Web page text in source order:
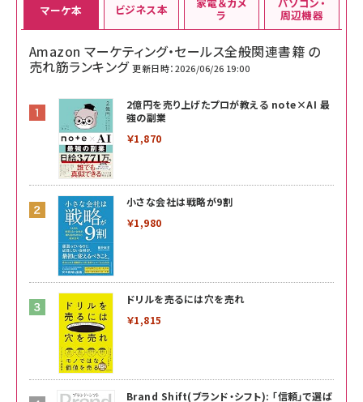
マーケ本
Amazon マーケティング・セールス全般関連書籍 の
売れ筋ランキング 更新日時：2026/06/26 19:00
2億円を売り上げたプロが教える note×AI 最
強の副業
￥1,870
小さな会社は戦略が9割
￥1,980
ドリルを売るには穴を売れ
￥1,815
Brand Shift(ブランド・シフト): 「信頼」で選ば
ビジネス本 ラ 周辺機器